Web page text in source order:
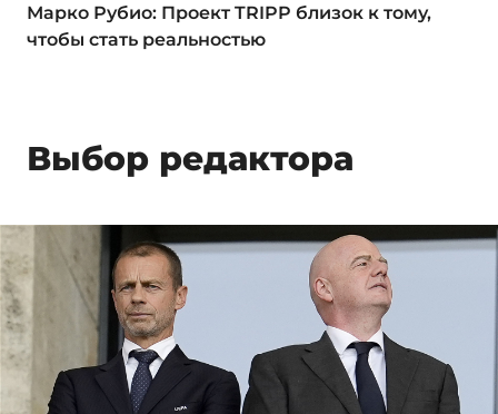
Марко Рубио: Проект TRIPP близок к тому,
чтобы стать реальностью
Выбор редактора